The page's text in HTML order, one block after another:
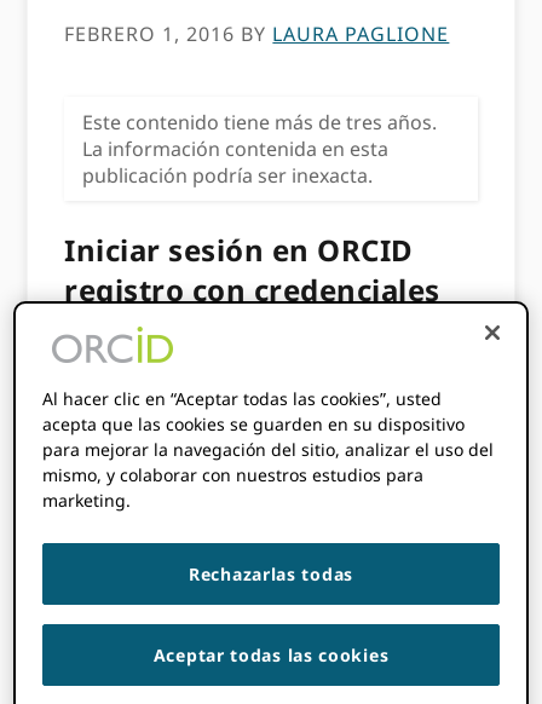
FEBRERO 1, 2016 BY LAURA PAGLIONE
Este contenido tiene más de tres años.
La información contenida en esta
publicación podría ser inexacta.
Iniciar sesión en ORCID
registro con credenciales
de la institución
Hoy anunciamos conSURFun acuerdo que
hará que el ORCID Registro disponible a
través de SURFconexto. Este arreglo
permitirá a los investigadores holandeses
acceder al registro utilizando las mismas
credenciales que utilizan para iniciar sesión
en su universidad. Como SURFconext está
través de credenciales de inicio de sesión
institucionales también estará disponible
para investigadores de todo el mundo en
Al hacer clic en “Aceptar todas las cookies”, usted
acepta que las cookies se guarden en su dispositivo
para mejorar la navegación del sitio, analizar el uso del
mismo, y colaborar con nuestros estudios para
marketing.
Rechazarlas todas
Aceptar todas las cookies